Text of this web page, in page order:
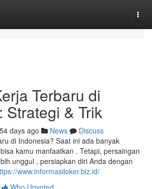
Terbaru di
Strategi & Trik
54 days ago News
Discuss
di Indonesia? Saat ini ada banyak
kamu manfaatkan . Tetapi, persaingan
unggul , persiapkan diri Anda dengan
www.informasiloker.biz.id/
Who Upvoted